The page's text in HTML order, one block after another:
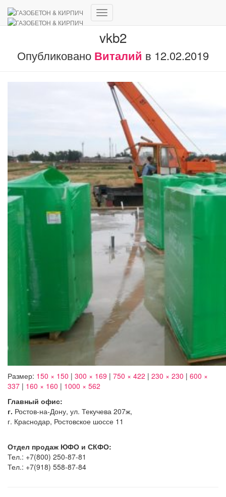
Переключить
навигацию
vkb2
Опубликовано Виталий в 12.02.2019
Размер: 150 × 150 | 300 × 169 | 750 × 422 | 230 × 230 | 600 ×
337 | 160 × 160 | 1000 × 562
Главный офис:
г. Ростов-на-Дону, ул. Текучева 207ж,
г. Краснодар, Ростовское шоссе 11
Отдел продаж ЮФО и СКФО:
Тел.: +7(800) 250-87-81
Тел.: +7(918) 558-87-84